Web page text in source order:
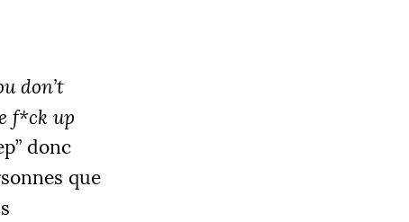
don’t
f*ck up
donc
que
OBJECTIF
000 €